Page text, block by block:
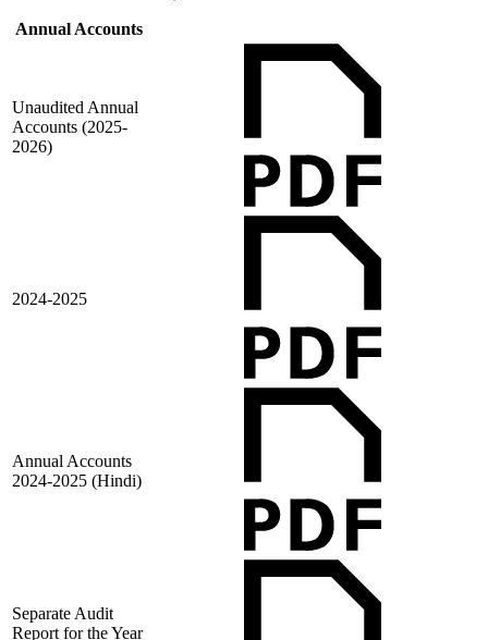
Annual Accounts
Unaudited Annual
Accounts (2025-
2026)
2024-2025
Annual Accounts
2024-2025 (Hindi)
Separate Audit
Report for the Year